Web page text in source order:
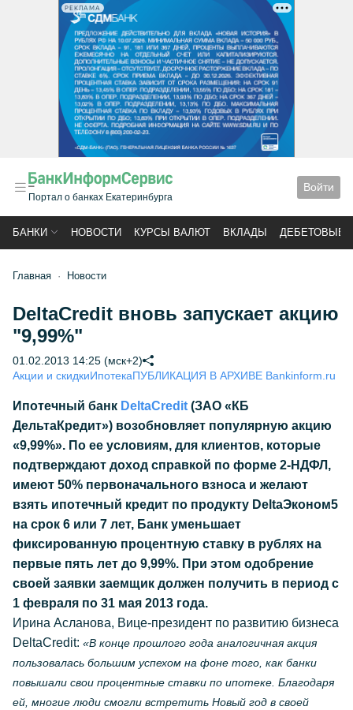
РЕКЛАМА
Портал о банках Екатеринбурга
Войти
БАНКИ НОВОСТИ КУРСЫ ВАЛЮТ ВКЛАДЫ ДЕБЕТОВЫЕ
Главная Новости
DeltaCredit вновь запускает акцию
"9,99%"
01.02.2013 14:25 (мск+2)
Акции и скидкиИпотекаПУБЛИКАЦИЯ В АРХИВЕ Bankinform.ru
Ипотечный банк DeltaCredit (ЗАО «КБ
ДельтаКредит») возобновляет популярную акцию
«9,99%». По ее условиям, для клиентов, которые
подтверждают доход справкой по форме 2-НДФЛ,
имеют 50% первоначального взноса и желают
взять ипотечный кредит по продукту DeltaЭконом5
на срок 6 или 7 лет, Банк уменьшает
фиксированную процентную ставку в рублях на
первые пять лет до 9,99%. При этом одобрение
своей заявки заемщик должен получить в период с
1 февраля по 31 мая 2013 года.
Ирина Асланова, Вице-президент по развитию бизнеса
DeltaCredit: «В конце прошлого года аналогичная акция
пользовалась большим успехом на фоне того, как банки
повышали свои процентные ставки по ипотеке. Благодаря
ей, многие люди смогли встретить Новый год в своей